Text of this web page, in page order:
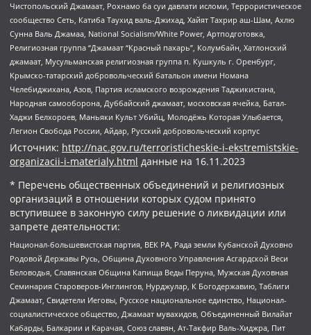
Чистопольский Джамаат, Рохнамо ба суи давлати исломи, Террористическое
сообщество Сеть, Катиба Таухид валь-Джихад, Хайят Тахрир аш-Шам, Ахлю
Сунна Валь Джамаа, National Socialism/White Power, Артподготовка,
Религиозная группа “Джамаат “Красный пахарь”, Колумбайн, Хатлонский
джамаат, Мусульманская религиозная группа п. Кушкуль г. Оренбург,
Крымско-татарский добровольческий батальон имени Номана
Челебиджихана, Азов, Партия исламского возрождения Таджикистана,
Народная самооборона, Дуббайский джамаат, московская ячейка, Батал-
Хаджи Белхороев, Маньяки Культ Убийц, Молодёжь Которая Улыбается,
Легион Свобода России, Айдар, Русский добровольческий корпус
Источник: http://nac.gov.ru/terroristicheskie-i-ekstremistskie-
organizacii-i-materialy.html данные на 16.11.2023
* Перечень общественных объединений и религиозных
организаций в отношении которых судом принято
вступившее в законную силу решение о ликвидации или
запрете деятельности:
Национал-большевистская партия, ВЕК РА, Рада земли Кубанской Духовно
Родовой Державы Русь, Община Духовного Управления Асгардской Веси
Беловодья, Славянская Община Капища Веды Перуна, Мужская Духовная
Семинария Староверов-Инглингов, Нурджулар, К Богодержавию, Таблиги
Джамаат, Свидетели Иеговы, Русское национальное единство, Национал-
социалистическое общество, Джамаат мувахидов, Объединенный Вилайат
Кабарды, Балкарии и Карачая, Союз славян, Ат-Такфир Валь-Хиджра, Пит